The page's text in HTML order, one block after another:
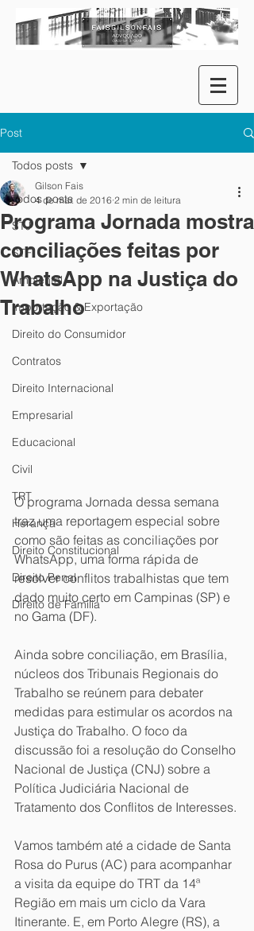
Post
Todos posts
STJ
STF
Ambiental
Importação & Exportação
Direito do Consumidor
Contratos
Direito Internacional
Empresarial
Educacional
Civil
TRT
Herança
Direito Constitucional
Direito Penal
Direito de Família
Todos posts
Programa Jornada mostra
conciliações feitas por
WhatsApp na Justiça do
Trabalho
Gilson Fais
4 de mar. de 2016 2 min de leitura
O programa Jornada dessa semana
traz uma reportagem especial sobre
como são feitas as conciliações por
WhatsApp, uma forma rápida de
resolver conflitos trabalhistas que tem
dado muito certo em Campinas (SP) e
no Gama (DF).
Ainda sobre conciliação, em Brasília,
núcleos dos Tribunais Regionais do
Trabalho se reúnem para debater
medidas para estimular os acordos na
Justiça do Trabalho. O foco da
discussão foi a resolução do Conselho
Nacional de Justiça (CNJ) sobre a
Política Judiciária Nacional de
Tratamento dos Conflitos de Interesses.
Vamos também até a cidade de Santa
Rosa do Purus (AC) para acompanhar
a visita da equipe do TRT da 14ª
Região em mais um ciclo da Vara
Itinerante. E, em Porto Alegre (RS), a